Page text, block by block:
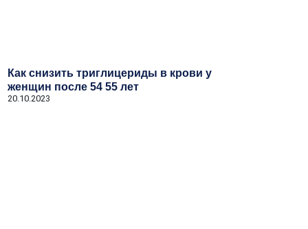
Как снизить триглицериды в крови у
женщин после 54 55 лет
20.10.2023